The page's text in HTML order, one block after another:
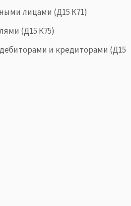
лицами (Д15 К71)
(Д15 К75)
и кредиторами (Д15